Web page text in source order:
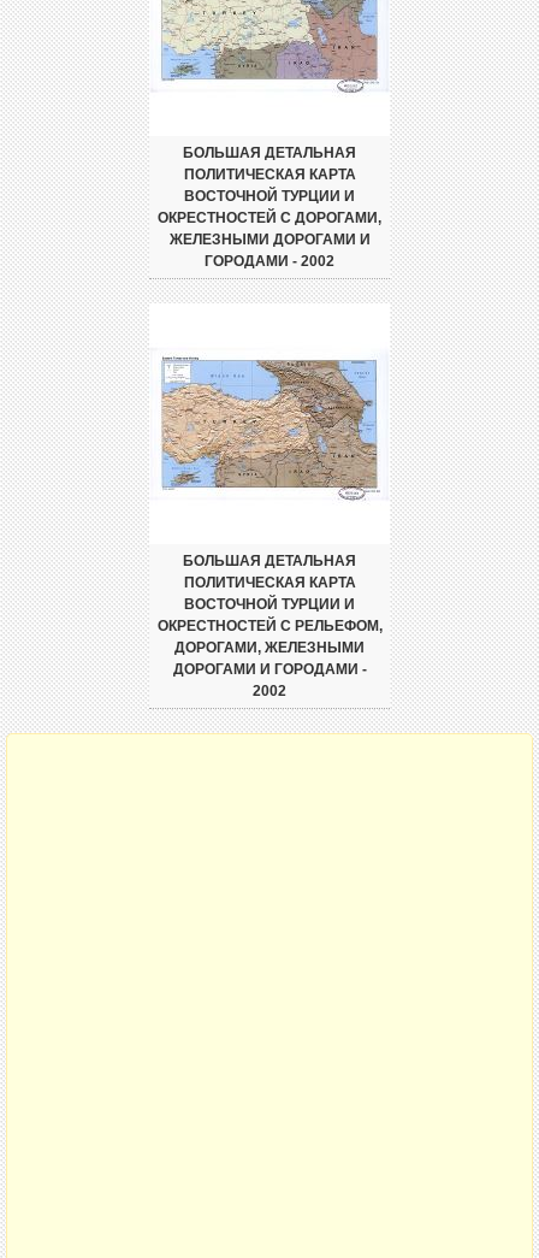
БОЛЬШАЯ ДЕТАЛЬНАЯ
ПОЛИТИЧЕСКАЯ КАРТА
ВОСТОЧНОЙ ТУРЦИИ И
ОКРЕСТНОСТЕЙ С ДОРОГАМИ,
ЖЕЛЕЗНЫМИ ДОРОГАМИ И
ГОРОДАМИ - 2002
БОЛЬШАЯ ДЕТАЛЬНАЯ
ПОЛИТИЧЕСКАЯ КАРТА
ВОСТОЧНОЙ ТУРЦИИ И
ОКРЕСТНОСТЕЙ С РЕЛЬЕФОМ,
ДОРОГАМИ, ЖЕЛЕЗНЫМИ
ДОРОГАМИ И ГОРОДАМИ -
2002